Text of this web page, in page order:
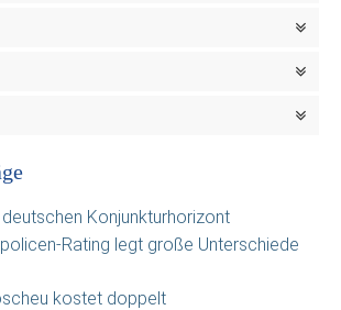
Konjunkturhorizont
Rating legt große Unterschiede
kostet doppelt